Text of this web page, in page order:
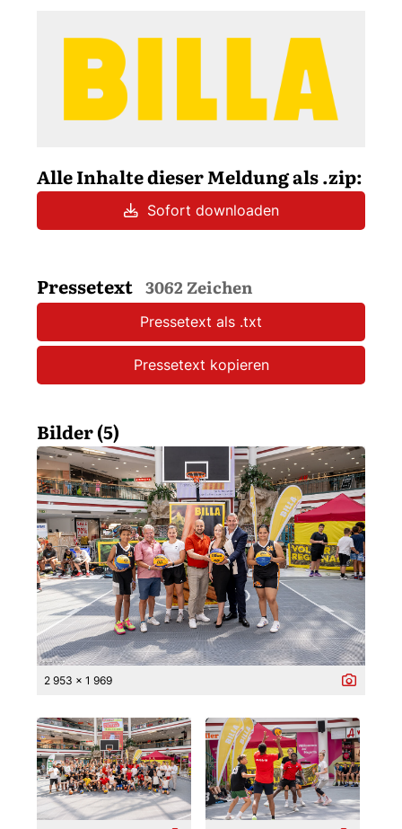
Alle Inhalte dieser Meldung als .zip:
Sofort downloaden
Pressetext 3062 Zeichen
Pressetext als .txt
Pressetext kopieren
Bilder (5)
2 953 x 1 969